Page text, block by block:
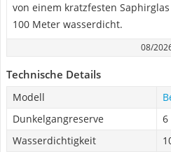
von einem kratzfesten
100 Meter wasserdicht.
08/
Technische Details
Modell
Dunkelgangreserve
6
Wasserdichtigkeit